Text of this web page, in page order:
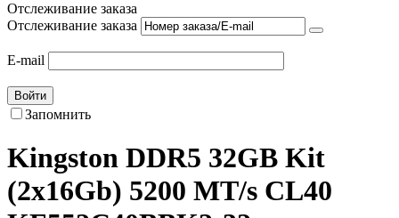
Отслеживание заказа
Отслеживание заказа
E-mail
Войти
Запомнить
Kingston DDR5 32GB Kit
(2x16Gb) 5200 MT/s CL40